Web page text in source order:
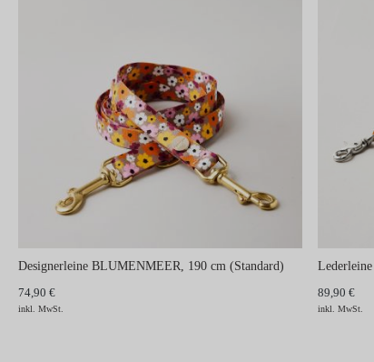
Designerleine BLUMENMEER, 190 cm (Standard)
74,90 €
inkl. MwSt.
89,90 €
inkl. MwSt.